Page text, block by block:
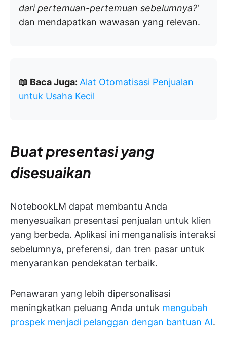
dari pertemuan-pertemuan sebelumnya?’
dan mendapatkan wawasan yang relevan.
📖 Baca Juga: Alat Otomatisasi Penjualan
untuk Usaha Kecil
Buat presentasi yang
disesuaikan
NotebookLM dapat membantu Anda
menyesuaikan presentasi penjualan untuk klien
yang berbeda. Aplikasi ini menganalisis interaksi
sebelumnya, preferensi, dan tren pasar untuk
menyarankan pendekatan terbaik.
Penawaran yang lebih dipersonalisasi
meningkatkan peluang Anda untuk mengubah
prospek menjadi pelanggan dengan bantuan AI.